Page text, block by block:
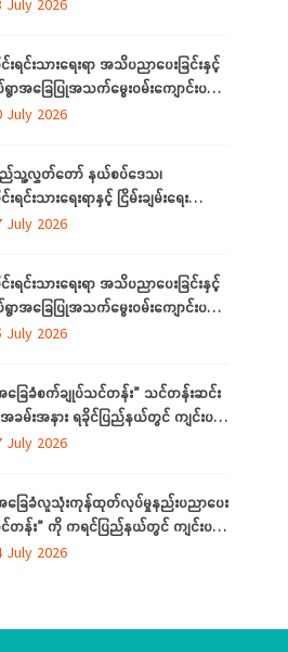
July 2026
းရင်းသားရေးရာ အသိပညာပေးခြင်းနှင့်
ရွာအခြေပြုအသက်မွေးဝမ်းကျောင်းပညာ
ပ်ချက်များကို ဆန်းစစ်စီမံခြင်း
လုပ်
July 2026
ည်သူ့လွှတ်တော် နယ်စပ်ဒေသ၊
ရင်းသားရေးရာနှင့် ငြိမ်းချမ်းရေး
ာ်မတီနှင့် တိုင်းရင်းသားလူမျိုးများရေးရာ
July 2026
းရင်းသားရေးရာ အသိပညာပေးခြင်းနှင့်
ရွာအခြေပြုအသက်မွေးဝမ်းကျောင်းပညာ
ပ်ချက်တို့ကို ဆန်းစစ်စီမံခြင်း အစီအစဉ်
July 2026
ခြေခံစက်ချုပ်သင်တန်း” သင်တန်းဆင်း
ခမ်းအနား ရခိုင်ပြည်နယ်တွင် ကျင်းပ
လုပ်
July 2026
ခြေခံလူသုံးကုန်ထုတ်လုပ်မှုနည်းပညာပေး
တန်း” ကို ကရင်ပြည်နယ်တွင် ကျင်းပ
လုပ်
July 2026